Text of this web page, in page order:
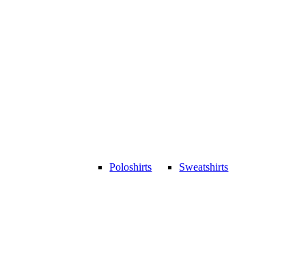
Poloshirts Sweatshirts